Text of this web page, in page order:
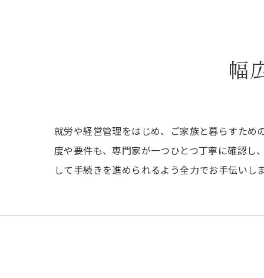
幅
就労や経営管理をはじめ、ご家族と暮らすため
度や要件も、専門家が一つひとつ丁寧に確認し
して手続きを進められるよう全力でお手伝いし